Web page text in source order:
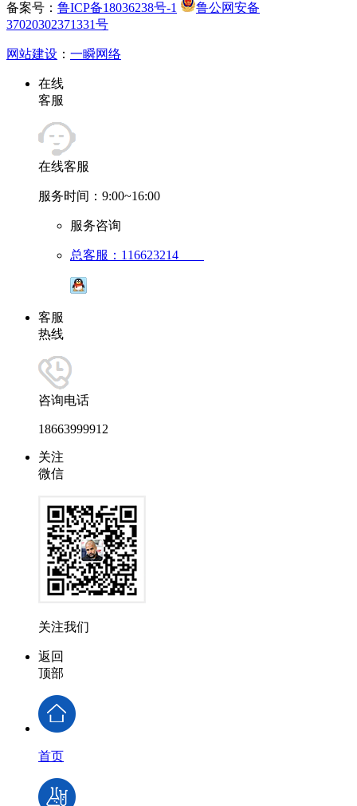
备案号： 鲁ICP备18036238号-1
鲁公网安备
37020302371331号
网站建设 ： 一瞬网络
在线
客服
在线客服
服务时间：9:00~16:00
服务咨询
总客服：116623214
客服
热线
咨询电话
18663999912
关注
微信
关注我们
返回
顶部
首页